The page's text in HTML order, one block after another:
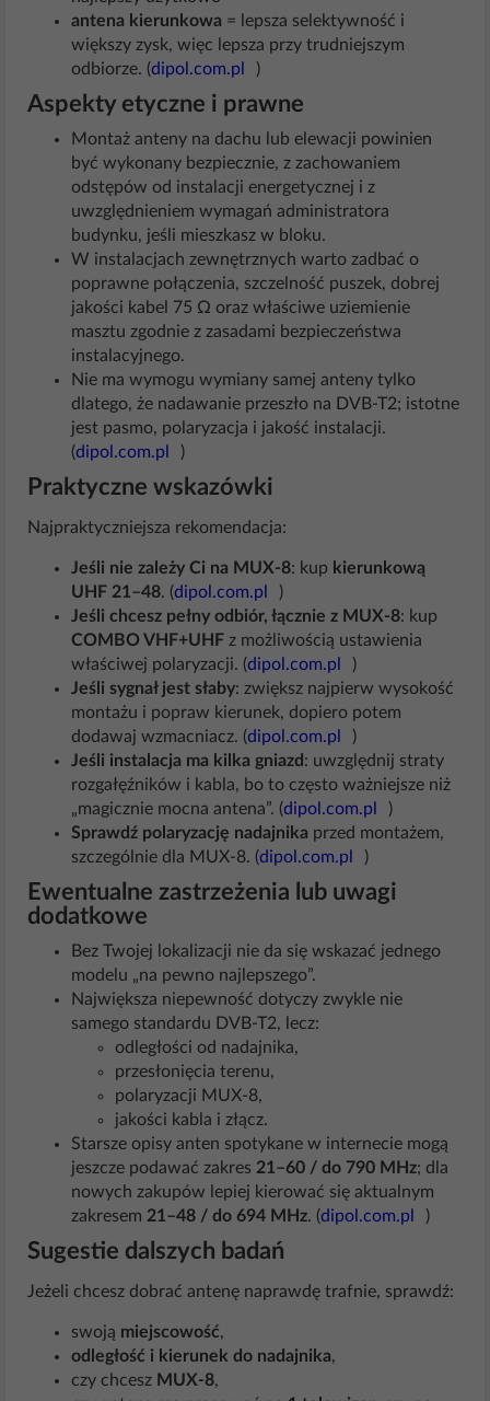
antena kierunkowa = lepsza selektywność i
większy zysk, więc lepsza przy trudniejszym
odbiorze. (dipol.com.pl )
Aspekty etyczne i prawne
Montaż anteny na dachu lub elewacji powinien
być wykonany bezpiecznie, z zachowaniem
odstępów od instalacji energetycznej i z
uwzględnieniem wymagań administratora
budynku, jeśli mieszkasz w bloku.
W instalacjach zewnętrznych warto zadbać o
poprawne połączenia, szczelność puszek, dobrej
jakości kabel 75 Ω oraz właściwe uziemienie
masztu zgodnie z zasadami bezpieczeństwa
instalacyjnego.
Nie ma wymogu wymiany samej anteny tylko
dlatego, że nadawanie przeszło na DVB-T2; istotne
jest pasmo, polaryzacja i jakość instalacji.
(dipol.com.pl )
Praktyczne wskazówki
Najpraktyczniejsza rekomendacja:
Jeśli nie zależy Ci na MUX-8: kup kierunkową
UHF 21–48. (dipol.com.pl
)
Jeśli chcesz pełny odbiór, łącznie z MUX-8: kup
COMBO VHF+UHF z możliwością ustawienia
właściwej polaryzacji. (dipol.com.pl
)
Jeśli sygnał jest słaby: zwiększ najpierw wysokość
montażu i popraw kierunek, dopiero potem
dodawaj wzmacniacz. (dipol.com.pl
)
Jeśli instalacja ma kilka gniazd : uwzględnij straty
rozgałęźników i kabla, bo to często ważniejsze niż
„magicznie mocna antena”. (dipol.com.pl
)
Sprawdź polaryzację nadajnika przed montażem,
szczególnie dla MUX-8. (dipol.com.pl )
Ewentualne zastrzeżenia lub uwagi
dodatkowe
Bez Twojej lokalizacji nie da się wskazać jednego
modelu „na pewno najlepszego”.
Największa niepewność dotyczy zwykle nie
samego standardu DVB-T2, lecz:
odległości od nadajnika,
przesłonięcia terenu,
polaryzacji MUX-8,
jakości kabla i złącz.
Starsze opisy anten spotykane w internecie mogą
jeszcze podawać zakres 21–60 / do 790 MHz; dla
nowych zakupów lepiej kierować się aktualnym
zakresem 21–48 / do 694 MHz. (dipol.com.pl )
Sugestie dalszych badań
Jeżeli chcesz dobrać antenę naprawdę trafnie, sprawdź:
swoją miejscowość,
odległość i kierunek do nadajnika,
czy chcesz MUX-8,